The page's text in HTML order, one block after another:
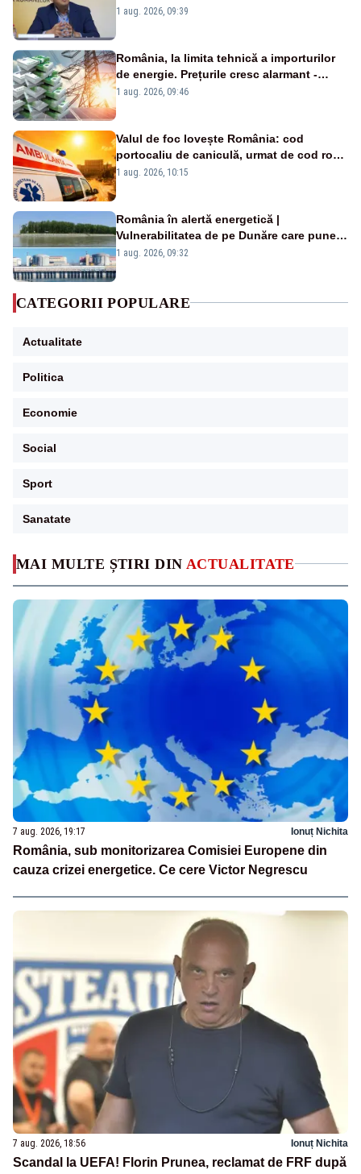
MAI MULTE ȘTIRI DIN ACTUALITATE
7 aug. 2026, 19:17 Ionuț Nichita
România, sub monitorizarea Comisiei Europene din
cauza crizei energetice. Ce cere Victor Negrescu
7 aug. 2026, 18:56 Ionuț Nichita
Scandal la UEFA! Florin Prunea, reclamat de FRF după
alertei energetice?
1 aug. 2026, 09:39
România, la limita tehnică a importurilor
de energie. Prețurile cresc alarmant -
Analiză Realitatea Plus
1 aug. 2026, 09:46
Valul de foc lovește România: cod
portocaliu de caniculă, urmat de cod roșu
duminică. Temperaturile urcă spre 40°C
1 aug. 2026, 10:15
România în alertă energetică |
Vulnerabilitatea de pe Dunăre care pune
în pericol Centrala Cernavodă era
1 aug. 2026, 09:32
CATEGORII POPULARE
Actualitate
Politica
Economie
Social
Sport
Sanatate